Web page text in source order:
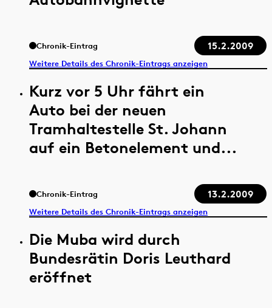
Chronik-Eintrag 15.2.2009
Weitere Details des Chronik-Eintrags anzeigen
Kurz vor 5 Uhr fährt ein
Auto bei der neuen
Tramhaltestelle St. Johann
auf ein Betonelement und...
Chronik-Eintrag 13.2.2009
Weitere Details des Chronik-Eintrags anzeigen
Die Muba wird durch
Bundesrätin Doris Leuthard
eröffnet